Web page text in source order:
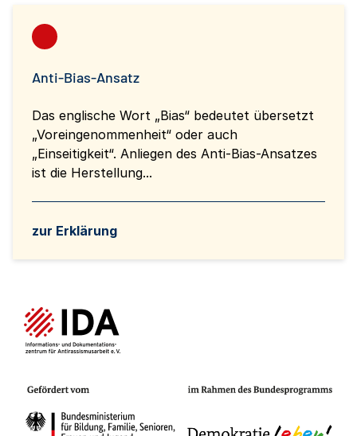
Anti-Bias-Ansatz
Das englische Wort „Bias“ bedeutet übersetzt
„Voreingenommenheit“ oder auch
„Einseitigkeit“. Anliegen des Anti-Bias-Ansatzes
ist die Herstellung...
zur Erklärung